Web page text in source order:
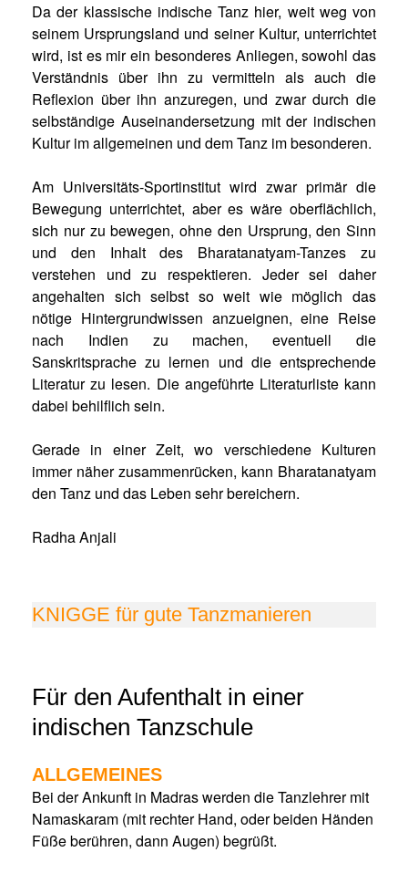
Da der klassische indische Tanz hier, weit weg von
seinem Ursprungsland und seiner Kultur, unterrichtet
wird, ist es mir ein besonderes Anliegen, sowohl das
Verständnis über ihn zu vermitteln als auch die
Reflexion über ihn anzuregen, und zwar durch die
selbständige Auseinandersetzung mit der indischen
Kultur im allgemeinen und dem Tanz im besonderen.
Am Universitäts-Sportinstitut wird zwar primär die
Bewegung unterrichtet, aber es wäre oberflächlich,
sich nur zu bewegen, ohne den Ursprung, den Sinn
und den Inhalt des Bharatanatyam-Tanzes zu
verstehen und zu respektieren. Jeder sei daher
angehalten sich selbst so weit wie möglich das
nötige Hintergrundwissen anzueignen, eine Reise
nach Indien zu machen, even­tuell die
Sanskritsprache zu lernen und die ent­sprechende
Literatur zu lesen. Die angeführte Litera­turliste kann
dabei behilflich sein.
Gerade in einer Zeit, wo verschiedene Kulturen
immer näher zusammenrücken, kann Bharatanatyam
den Tanz und das Leben sehr bereichern.
Radha Anjali
KNIGGE für gute Tanzmanieren
Für den Aufenthalt in einer
indischen Tanzschule
ALLGEMEINES
Bei der Ankunft in Madras werden die Tanzlehrer mit
Namaskaram (mit rechter Hand, oder beiden Händen
Füße berühren, dann Augen) begrüßt.